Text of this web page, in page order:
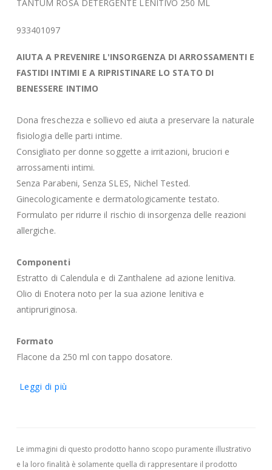
TANTUM ROSA DETERGENTE LENITIVO 250 ML
933401097
AIUTA A PREVENIRE L'INSORGENZA DI ARROSSAMENTI E
FASTIDI INTIMI E A RIPRISTINARE LO STATO DI
BENESSERE INTIMO
Dona freschezza e sollievo ed aiuta a preservare la naturale
fisiologia delle parti intime.
Consigliato per donne soggette a irritazioni, bruciori e
arrossamenti intimi.
Senza Parabeni, Senza SLES, Nichel Tested.
Ginecologicamente e dermatologicamente testato.
Formulato per ridurre il rischio di insorgenza delle reazioni
allergiche.
Componenti
Estratto di Calendula e di Zanthalene ad azione lenitiva.
Olio di Enotera noto per la sua azione lenitiva e
antipruriginosa.
Formato
Flacone da 250 ml con tappo dosatore.
Leggi di più
Le immagini di questo prodotto hanno scopo puramente illustrativo
e la loro finalità è solamente quella di rappresentare il prodotto